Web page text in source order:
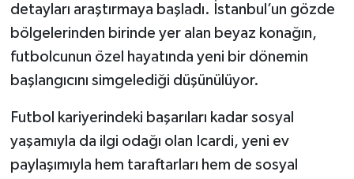
detayları araştırmaya başladı. İstanbul’un gözde
bölgelerinden birinde yer alan beyaz konağın,
futbolcunun özel hayatında yeni bir dönemin
başlangıcını simgelediği düşünülüyor.
Futbol kariyerindeki başarıları kadar sosyal
yaşamıyla da ilgi odağı olan Icardi, yeni ev
paylaşımıyla hem taraftarları hem de sosyal